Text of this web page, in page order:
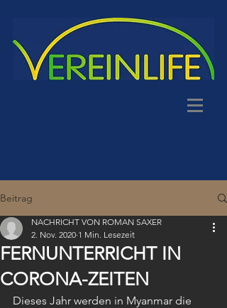
Beitrag
FERNUNTERRICHT IN
CORONA-ZEITEN
NACHRICHT VON ROMAN SAXER
2. Nov. 2020 1 Min. Lesezeit
Dieses Jahr werden in Myanmar die